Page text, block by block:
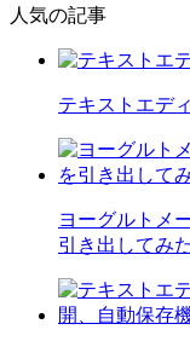
人気の記事
テキストエデ
ヨーグルトメ
引き出してみた